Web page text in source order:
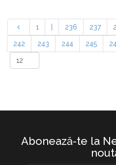
1 236 237
242 243 244 245
Abonează-te la